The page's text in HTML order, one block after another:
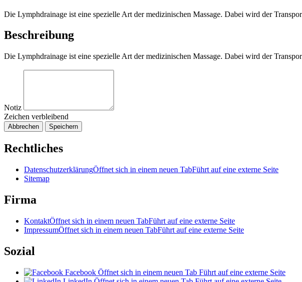
Die Lymphdrainage ist eine spezielle Art der medizinischen Massage. Dabei wird der
Beschreibung
Die Lymphdrainage ist eine spezielle Art der medizinischen Massage. Dabei wird der
Notiz
Zeichen verbleibend
Abbrechen Speichern
Rechtliches
DatenschutzerklärungÖffnet sich in einem neuen TabFührt auf eine externe Seite
Sitemap
Firma
KontaktÖffnet sich in einem neuen TabFührt auf eine externe Seite
ImpressumÖffnet sich in einem neuen TabFührt auf eine externe Seite
Sozial
Facebook Öffnet sich in einem neuen Tab Führt auf eine externe Seite